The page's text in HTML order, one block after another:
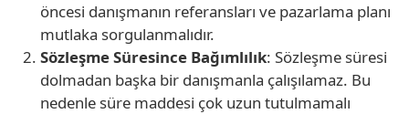
öncesi danışmanın referansları ve pazarlama planı
mutlaka sorgulanmalıdır.
Sözleşme Süresince Bağımlılık: Sözleşme süresi
dolmadan başka bir danışmanla çalışılamaz. Bu
nedenle süre maddesi çok uzun tutulmamalı